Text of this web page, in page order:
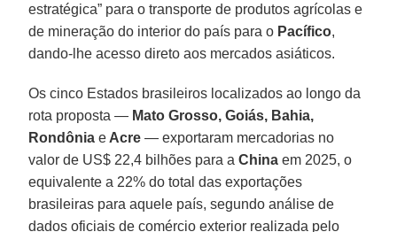
estratégica” para o transporte de produtos agrícolas e
de mineração do interior do país para o Pacífico,
dando-lhe acesso direto aos mercados asiáticos.
Os cinco Estados brasileiros localizados ao longo da
rota proposta — Mato Grosso, Goiás, Bahia,
Rondôniae Acre — exportaram mercadorias no
valor de US$ 22,4 bilhões para aChina em 2025, o
equivalente a 22% do total das exportações
brasileiras para aquele país, segundo análise de
dados oficiais de comércio exterior realizada pelo